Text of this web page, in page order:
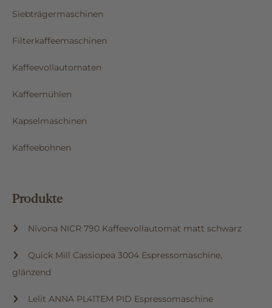
Siebträgermaschinen
Filterkaffeemaschinen
Kaffeevollautomaten
Kaffeemühlen
Kapselmaschinen
Kaffeebohnen
Produkte
Nivona NICR 790 Kaffeevollautomat matt schwarz
Quick Mill Cassiopea 3004 Espressomaschine,
glänzend
Lelit ANNA PL41TEM PID Espressomaschine